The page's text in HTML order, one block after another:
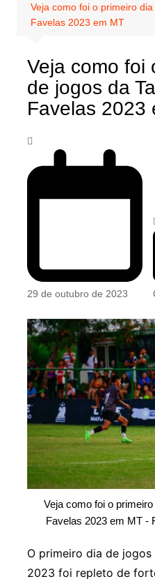
Veja como foi o primeiro
Favelas 2023 em MT
Veja como foi
de jogos da
Favelas 2023
29 de outubro de 2023
Veja como foi o
Favelas 2023 em MT -
O primeiro dia de jogos
2023 foi repleto de